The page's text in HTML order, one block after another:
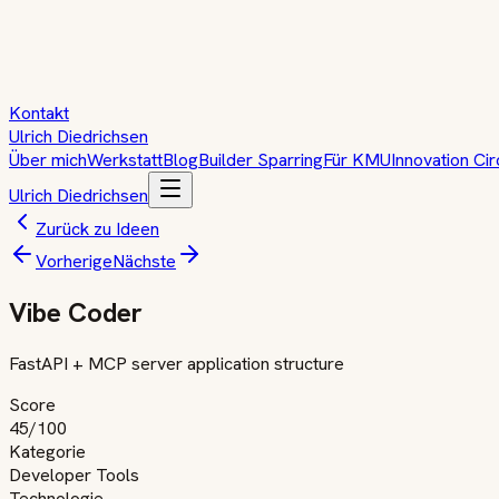
Kontakt
Ulrich Diedrichsen
Über michWerkstattBlogBuilder SparringFür KMUInnovation
Ulrich Diedrichsen
Zurück zu Ideen
VorherigeNächste
Vibe Coder
FastAPI + MCP server application structure
Score
45/100
Kategorie
Developer Tools